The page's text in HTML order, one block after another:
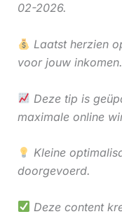
02-2026.
Laatst herzien
voor jouw inkomen.
Deze tip is
maximale online
Kleine
doorgevoerd.
Deze content